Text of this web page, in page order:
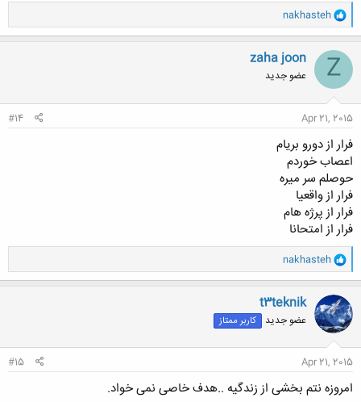
و
ا
ک
ن
ش
ه
ا
nakhasteh
Z
zaha joon
عضو جدید
Apr 21, 2015
#14
فرار از دورو بریام
اعصاب خوردم
حوصلم سر میره
فرار از واقعیا
فرار از پرژه هام
فرار از امتحانا
و
ا
ک
ن
ش
ه
ا
nakhasteh
t3teknik
عضو جدید کاربر ممتاز
Apr 21, 2015
#15
امروزه نتم بخشی از زندگیه ..هدف خاصی نمی خواد.